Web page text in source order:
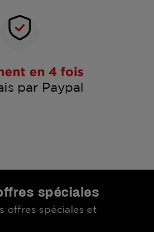
en 4 fois
par Paypal
spéciales
offres spéciales et